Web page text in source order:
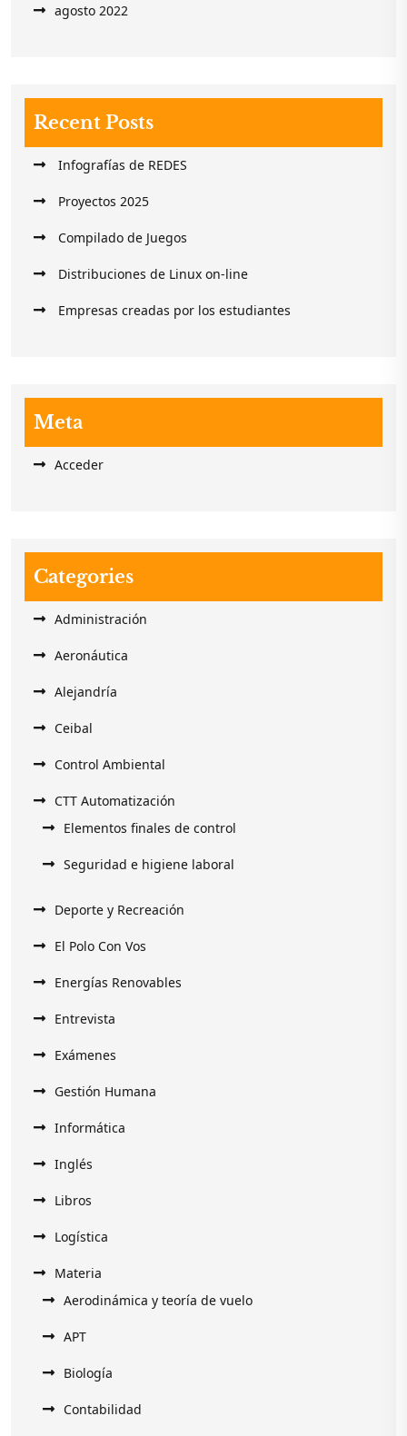
agosto 2022
Recent Posts
Infografías de REDES
Proyectos 2025
Compilado de Juegos
Distribuciones de Linux on-line
Empresas creadas por los estudiantes
Meta
Acceder
Categories
Administración
Aeronáutica
Alejandría
Ceibal
Control Ambiental
CTT Automatización
Elementos finales de control
Seguridad e higiene laboral
Deporte y Recreación
El Polo Con Vos
Energías Renovables
Entrevista
Exámenes
Gestión Humana
Informática
Inglés
Libros
Logística
Materia
Aerodinámica y teoría de vuelo
APT
Biología
Contabilidad